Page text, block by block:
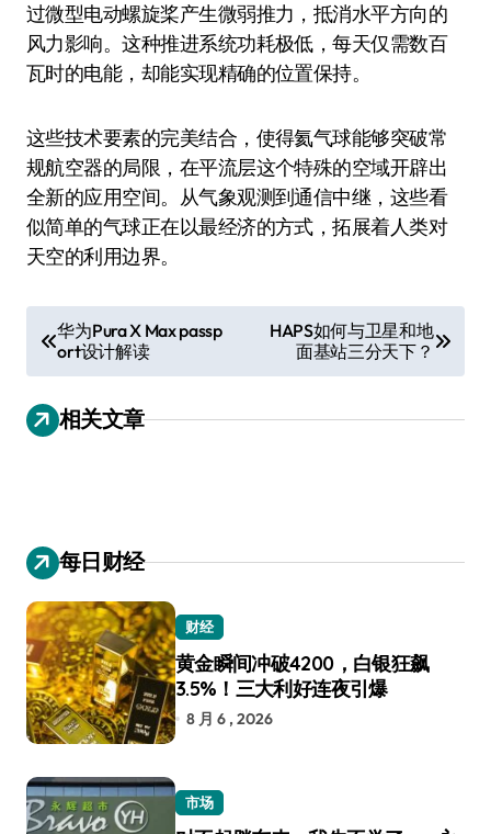
过微型电动螺旋桨产生微弱推力，抵消水平方向的
风力影响。这种推进系统功耗极低，每天仅需数百
瓦时的电能，却能实现精确的位置保持。
这些技术要素的完美结合，使得氦气球能够突破常
规航空器的局限，在平流层这个特殊的空域开辟出
全新的应用空间。从气象观测到通信中继，这些看
似简单的气球正在以最经济的方式，拓展着人类对
天空的利用边界。
章
导
航
华为Pura X Max passp
ort设计解读
HAPS如何与卫星和地
面基站三分天下？
相关文章
每日财经
财经
黄金瞬间冲破4200，白银狂飙
3.5%！三大利好连夜引爆
8 月 6 , 2026
市场